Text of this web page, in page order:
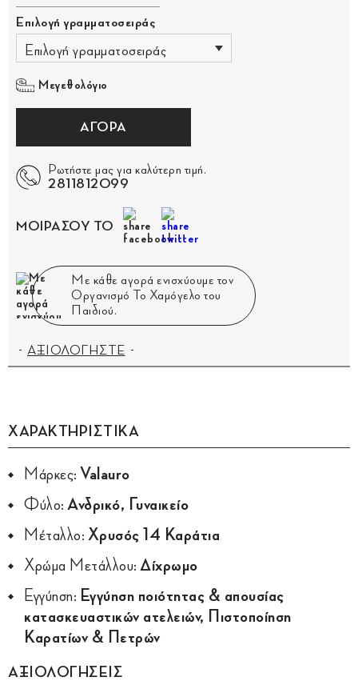
Επιλογή γραμματοσειράς
Επιλογή γραμματοσειράς
Μεγεθολόγιο
ΑΓΟΡΑ
Ρωτήστε μας για καλύτερη τιμή.
2811812099
ΜΟΙΡΑΣΟΥ ΤΟ
Με κάθε αγορά ενισχύουμε τον
Οργανισμό Το Χαμόγελο του
Παιδιού.
ΑΞΙΟΛΟΓΗΣΤΕ
ΧΑΡΑΚΤΗΡΙΣΤΙΚΑ
Μάρκες: Valauro
Φύλο: Ανδρικό, Γυναικείο
Μέταλλο: Χρυσός 14 Καράτια
Χρώμα Μετάλλου: Δίχρωμο
Εγγύηση: Εγγύηση ποιότητας & απουσίας
κατασκευαστικών ατελειών, Πιστοποίηση
Καρατίων & Πετρών
ΑΞΙΟΛΟΓΗΣΕΙΣ